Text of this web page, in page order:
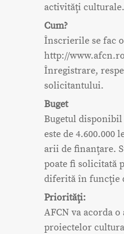
activităţi culturale.
Cum?
Înscrierile se fac
http://
Înregistrare,
solicitantului.
Buget
Bugetul disponibil
este de 4.600.000
arii de finanţare.
poate fi solicitată
diferită în funcţie
Priorităţi:
AFCN va acorda
proiectelor